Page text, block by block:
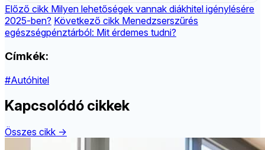
Előző cikk Milyen lehetőségek vannak diákhitel igénylésére
2025-ben? Következő cikk Menedzserszűrés
egészségpénztárból: Mit érdemes tudni?
Címkék:
#Autóhitel
Kapcsolódó cikkek
Összes cikk →